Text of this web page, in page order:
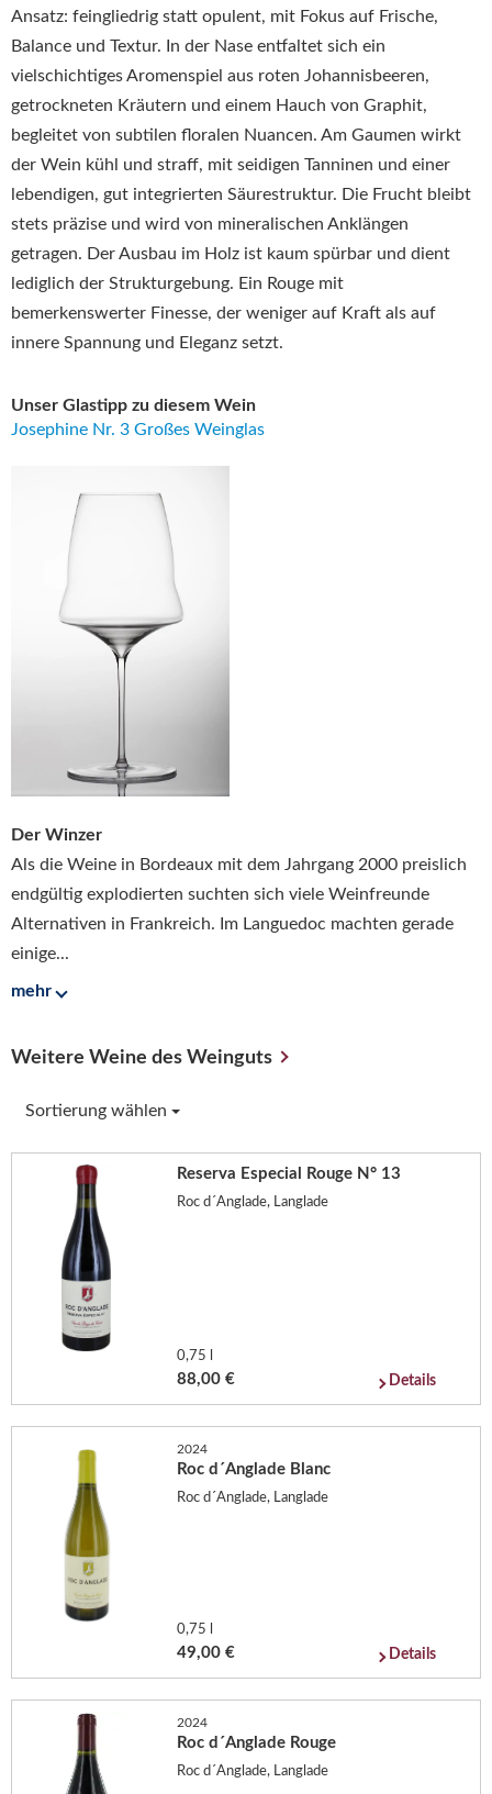
Ansatz: feingliedrig statt opulent, mit Fokus auf Frische,
Balance und Textur. In der Nase entfaltet sich ein
vielschichtiges Aromenspiel aus roten Johannisbeeren,
getrockneten Kräutern und einem Hauch von Graphit,
begleitet von subtilen floralen Nuancen. Am Gaumen wirkt
der Wein kühl und straff, mit seidigen Tanninen und einer
lebendigen, gut integrierten Säurestruktur. Die Frucht bleibt
stets präzise und wird von mineralischen Anklängen
getragen. Der Ausbau im Holz ist kaum spürbar und dient
lediglich der Strukturgebung. Ein Rouge mit
bemerkenswerter Finesse, der weniger auf Kraft als auf
innere Spannung und Eleganz setzt.
Unser Glastipp zu diesem Wein
Josephine Nr. 3 Großes Weinglas
Der Winzer
Als die Weine in Bordeaux mit dem Jahrgang 2000 preislich
endgültig explodierten suchten sich viele Weinfreunde
Alternativen in Frankreich. Im Languedoc machten gerade
einige...
mehr
Weitere Weine des Weinguts
Sortierung wählen
Reserva Especial Rouge N° 13
Roc d´Anglade, Langlade
0,75 l
88,00 € Details
2024
Roc d´Anglade Blanc
Roc d´Anglade, Langlade
0,75 l
49,00 € Details
2024
Roc d´Anglade Rouge
Roc d´Anglade, Langlade